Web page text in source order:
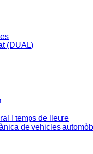
(DUAL)
i temps de lleure
de vehicles